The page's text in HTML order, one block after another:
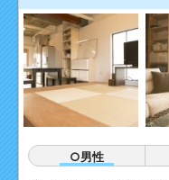
○男性